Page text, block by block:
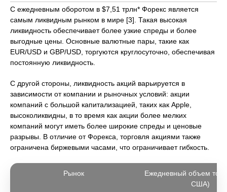
С ежедневным оборотом в $7,51 трлн* Форекс является
самым ликвидным рынком в мире [3]. Такая высокая
ликвидность обеспечивает более узкие спреды и более
выгодные цены. Основные валютные пары, такие как
EUR/USD и GBP/USD, торгуются круглосуточно, обеспечивая
постоянную ликвидность.
С другой стороны, ликвидность акций варьируется в
зависимости от компании и рыночных условий: акции
компаний с большой капитализацией, таких как Apple,
высоколиквидны, в то время как акции более мелких
компаний могут иметь более широкие спреды и ценовые
разрывы. В отличие от Форекса, торговля акциями также
ограничена биржевыми часами, что ограничивает гибкость.
Рынок
Ежедневный объем
США)